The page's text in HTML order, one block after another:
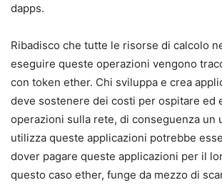
dapps.
Ribadisco che tutte le risorse di calcolo
eseguire queste operazioni vengono
con token ether. Chi sviluppa e crea
deve sostenere dei costi per ospitare ed
operazioni sulla rete, di conseguenza un
utilizza queste applicazioni potrebbe
dover pagare queste applicazioni per il
questo caso ether, funge da mezzo di